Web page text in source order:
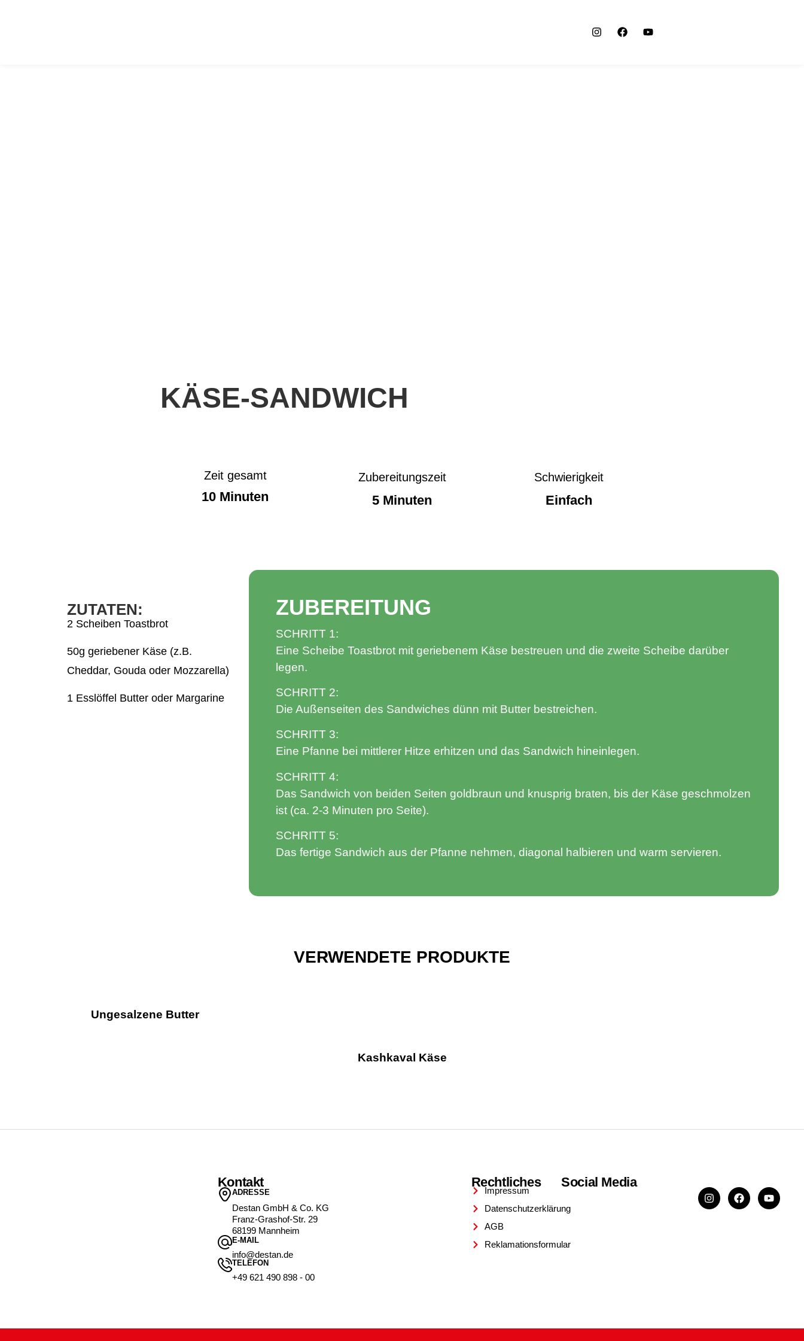
KÄSE-SANDWICH
Zeit gesamt
10 Minuten
Zubereitungszeit
5 Minuten
Schwierigkeit
Einfach
ZUTATEN:
2 Scheiben Toastbrot
50g geriebener Käse (z.B.
Cheddar, Gouda oder Mozzarella)
1 Esslöffel Butter oder Margarine
ZUBEREITUNG
SCHRITT 1:
Eine Scheibe Toastbrot mit geriebenem Käse bestreuen und die zweite Scheibe darüber
legen.
SCHRITT 2:
Die Außenseiten des Sandwiches dünn mit Butter bestreichen.
SCHRITT 3:
Eine Pfanne bei mittlerer Hitze erhitzen und das Sandwich hineinlegen.
SCHRITT 4:
Das Sandwich von beiden Seiten goldbraun und knusprig braten, bis der Käse geschmolzen
ist (ca. 2-3 Minuten pro Seite).
SCHRITT 5:
Das fertige Sandwich aus der Pfanne nehmen, diagonal halbieren und warm servieren.
VERWENDETE PRODUKTE
Ungesalzene Butter
Kashkaval Käse
Kontakt
ADRESSE
Destan GmbH & Co. KG
Franz-Grashof-Str. 29
68199 Mannheim
E-MAIL
info@destan.de
TELEFON
+49 621 490 898 - 00
Rechtliches
Impressum
Datenschutzerklärung
AGB
Reklamationsformular
Social Media